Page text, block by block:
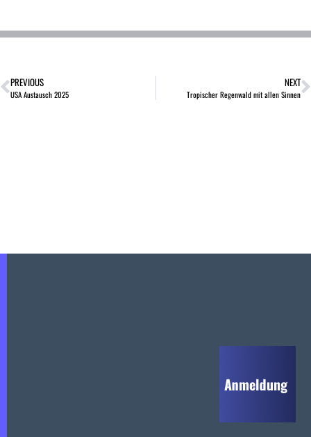
PREVIOUS
USA Austausch 2025
NEXT
Tropischer Regenwald mit allen Sinnen